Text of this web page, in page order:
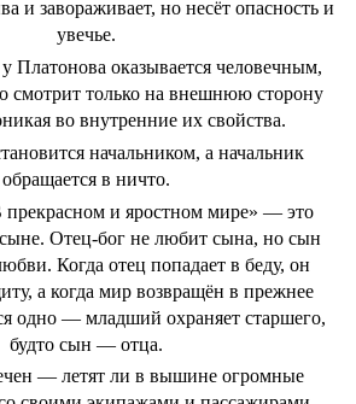
и завораживает, но несёт опасность и
увечье.
Платонова оказывается человечным,
смотрит только на внешнюю сторону
во внутренние их свойства.
начальником, а начальник
обращается в ничто.
и яростном мире» — это
сыне. Отец-бог не любит сына, но сын
Когда отец попадает в беду, он
а когда мир возвращён в прежнее
одно — младший охраняет старшего,
будто сын — отца.
— летят ли в вышине огромные